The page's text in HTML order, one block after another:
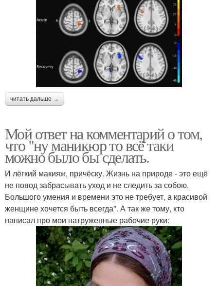
читать дальше →
Мой ответ на комментарий о том,
что "ну маникюр то всё таки
можно было бы сделать.
И лёгкий макияж, причёску. Жизнь на природе - это ещё
не повод забрасывать уход и не следить за собою.
Большого умения и времени это не требует, а красивой
женщине хочется быть всегда". А так же тому, кто
написал про мои натруженные рабочие руки: